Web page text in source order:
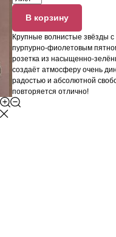
В корзину
Крупные волнистые звёзды
пурпурно-фиолетовым
розетка из насыщенно-
создаёт атмосферу очень
радостью и абсолютной
повторяется отлично!